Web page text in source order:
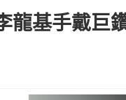
基手戴巨